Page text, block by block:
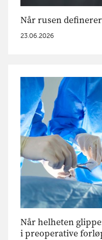
Når rusen
23.06.2026
Når helheten
i preoperative